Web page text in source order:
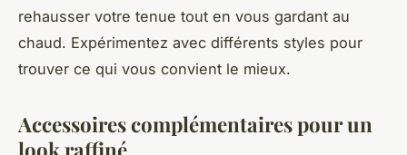
rehausser votre tenue tout en vous gardant au
chaud. Expérimentez avec différents styles pour
trouver ce qui vous convient le mieux.
Accessoires complémentaires pour un